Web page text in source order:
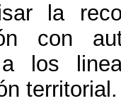
la
con
los
territorial.